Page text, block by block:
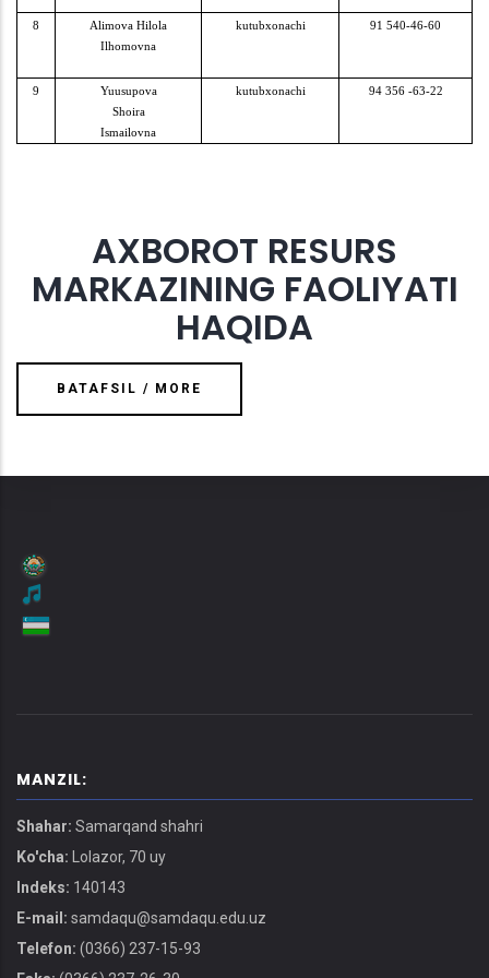
8
Alimova Hilola
Ilhomovna
kutubxonachi 91 540-46-60
9
Yuusupova
Shoira
Ismailovna
kutubxonachi 94 356 -63-22
AXBOROT RESURS
MARKAZINING FAOLIYATI
HAQIDA
BATAFSIL / MORE
MANZIL:
Shahar: Samarqand shahri
Ko'cha: Lolazor, 70 uy
Indeks: 140143
E-mail: samdaqu@samdaqu.edu.uz
Telefon: (0366) 237-15-93